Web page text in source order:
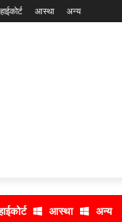
हाईकोर्ट आस्था अन्य
आस्था अन्य